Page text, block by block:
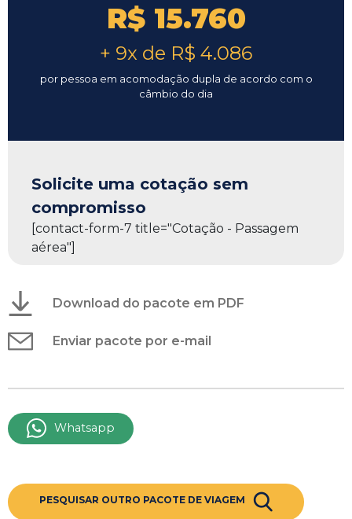
R$ 15.760
+ 9x de R$ 4.086
por pessoa em acomodação dupla de acordo com o
câmbio do dia
Solicite uma cotação sem
compromisso
[contact-form-7 title="Cotação - Passagem
aérea"]
Download do pacote em PDF
Enviar pacote por e-mail
Whatsapp
PESQUISAR OUTRO PACOTE DE VIAGEM